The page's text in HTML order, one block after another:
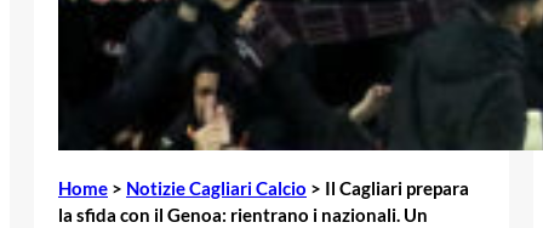
Home > Notizie Cagliari Calcio > Il Cagliari prepara
la sfida con il Genoa: rientrano i nazionali. Un